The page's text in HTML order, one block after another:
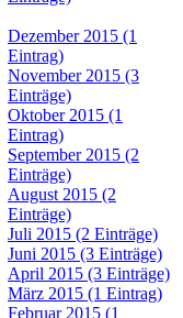
Dezember 2015 (1
Eintrag)
November 2015 (3
Einträge)
Oktober 2015 (1
Eintrag)
September 2015 (2
Einträge)
August 2015 (2
Einträge)
Juli 2015 (2 Einträge)
Juni 2015 (3 Einträge)
April 2015 (3 Einträge)
März 2015 (1 Eintrag)
Februar 2015 (1